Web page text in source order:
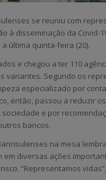
se reuniu com
à disseminação da Covid-
última quinta-feira (20).
e chegou a ter 110
variantes. Segundo os
especializado por
então, passou a reduzir
e por
bancos.
na mesa
diversas ações
“Representamos